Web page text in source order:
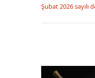
Şubat 2026 sayılı